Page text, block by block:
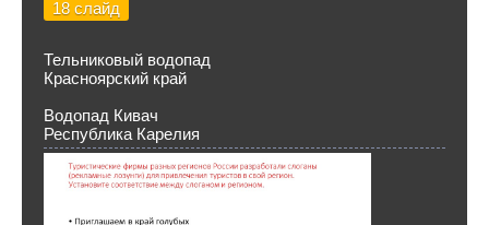
18 слайд
Тельниковый водопад
Красноярский край
Водопад Кивач
Республика Карелия